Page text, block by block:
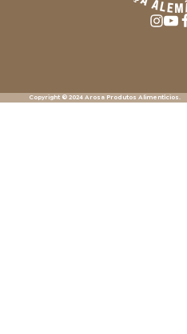
Copyright © 2024 Arosa Produtos Alimentícios.